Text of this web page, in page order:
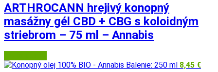
ARTHROCANN hrejivý konopný
masážny gél CBD + CBG s koloidným
striebrom – 75 ml – Annabis
8,45 €